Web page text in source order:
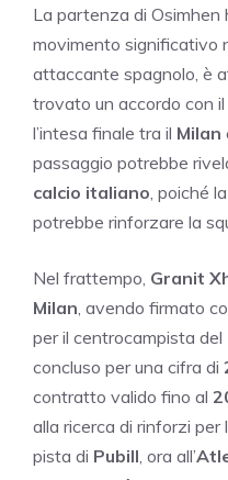
La partenza di
movimento significativo
attaccante spagnolo, è
trovato un accordo con
l’intesa finale tra il Milan
passaggio potrebbe
calcio italiano , poiché
potrebbe rinforzare la
Nel frattempo, Granit
Milan , avendo firmato
per il centrocampista del
concluso per una cifra di
contratto valido fino al
alla ricerca di rinforzi
pista di Pubill , ora all’